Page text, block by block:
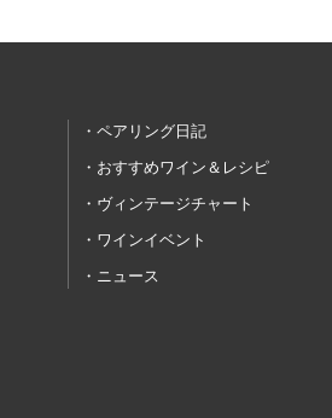
ペアリング日記
おすすめワイン＆レシピ
ヴィンテージチャート
ワインイベント
ニュース